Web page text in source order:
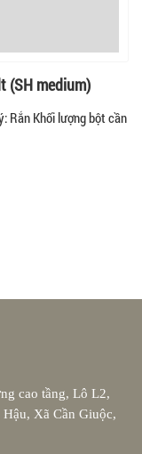
(SH medium)
Rắn Khối lượng bột cần
cao tầng, Lô L2,
Xã Cần Giuộc,